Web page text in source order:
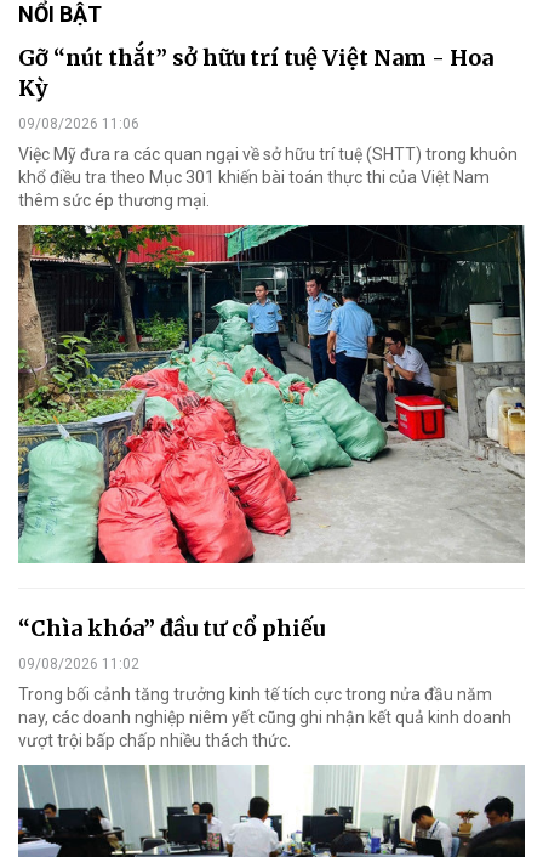
NỔI BẬT
Gỡ “nút thắt” sở hữu trí tuệ Việt Nam - Hoa
Kỳ
09/08/2026 11:06
Việc Mỹ đưa ra các quan ngại về sở hữu trí tuệ (SHTT) trong khuôn
khổ điều tra theo Mục 301 khiến bài toán thực thi của Việt Nam
thêm sức ép thương mại.
“Chìa khóa” đầu tư cổ phiếu
09/08/2026 11:02
Trong bối cảnh tăng trưởng kinh tế tích cực trong nửa đầu năm
nay, các doanh nghiệp niêm yết cũng ghi nhận kết quả kinh doanh
vượt trội bấp chấp nhiều thách thức.